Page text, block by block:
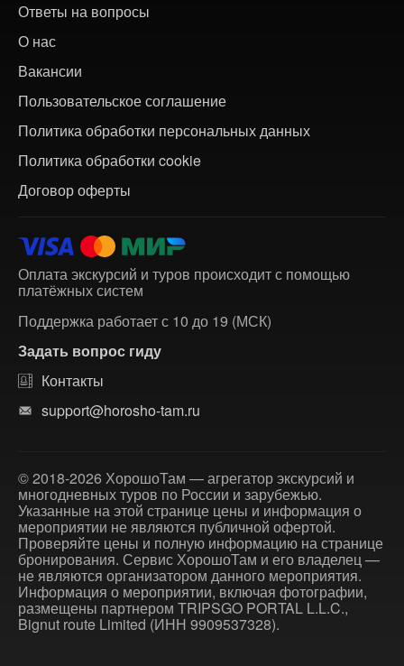
Ответы на вопросы
О нас
Вакансии
Пользовательское соглашение
Политика обработки персональных данных
Политика обработки cookie
Договор оферты
Оплата экскурсий и туров происходит с помощью
платёжных систем
Поддержка работает с 10 до 19 (МСК)
Задать вопрос гиду
Контакты
support@horosho-tam.ru
© 2018-2026 ХорошоТам — агрегатор экскурсий и
многодневных туров по России и зарубежью.
Указанные на этой странице цены и информация о
мероприятии не являются публичной офертой.
Проверяйте цены и полную информацию на странице
бронирования. Сервис ХорошоТам и его владелец —
не являются организатором данного мероприятия.
Информация о мероприятии, включая фотографии,
размещены партнером TRIPSGO PORTAL L.L.C.,
Bignut route Limited (ИНН 9909537328).